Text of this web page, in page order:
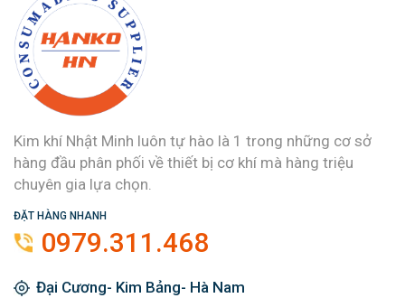
Kim khí Nhật Minh luôn tự hào là 1 trong những cơ sở
hàng đầu phân phối về thiết bị cơ khí mà hàng triệu
chuyên gia lựa chọn.
ĐẶT HÀNG NHANH
0979.311.468
Đại Cương- Kim Bảng- Hà Nam